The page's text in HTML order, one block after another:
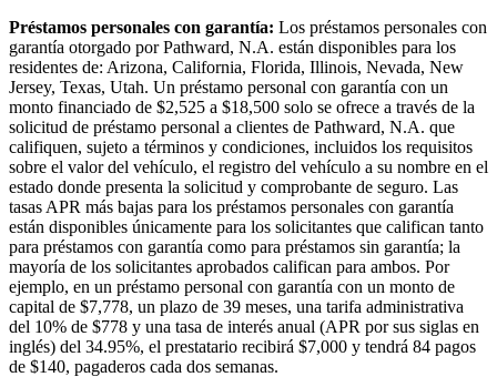
Préstamos personales con garantía: Los préstamos personales con
garantía otorgado por Pathward, N.A. están disponibles para los
residentes de: Arizona, California, Florida, Illinois, Nevada, New
Jersey, Texas, Utah. Un préstamo personal con garantía con un
monto financiado de $2,525 a $18,500 solo se ofrece a través de la
solicitud de préstamo personal a clientes de Pathward, N.A. que
califiquen, sujeto a términos y condiciones, incluidos los requisitos
sobre el valor del vehículo, el registro del vehículo a su nombre en el
estado donde presenta la solicitud y comprobante de seguro. Las
tasas APR más bajas para los préstamos personales con garantía
están disponibles únicamente para los solicitantes que califican tanto
para préstamos con garantía como para préstamos sin garantía; la
mayoría de los solicitantes aprobados califican para ambos. Por
ejemplo, en un préstamo personal con garantía con un monto de
capital de $7,778, un plazo de 39 meses, una tarifa administrativa
del 10% de $778 y una tasa de interés anual (APR por sus siglas en
inglés) del 34.95%, el prestatario recibirá $7,000 y tendrá 84 pagos
de $140, pagaderos cada dos semanas.